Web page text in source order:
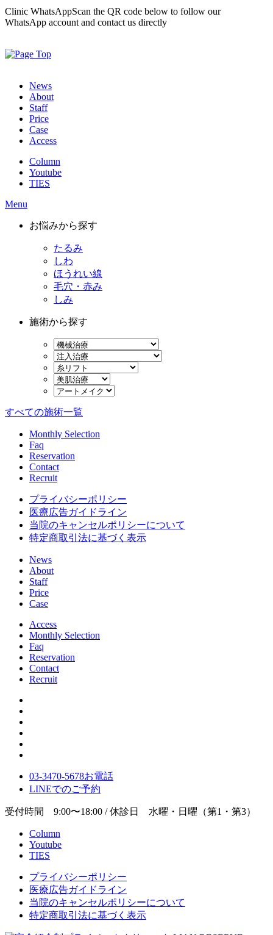
Clinic WhatsAppScan the QR code below to follow our
WhatsApp account and contact us directly
News
About
Staff
Price
Case
Access
Column
Youtube
TIES
Menu
お悩みから探す
たるみ
しわ
ほうれい線
毛穴・赤み
しみ
施術から探す
すべての施術一覧
Monthly Selection
Faq
Reservation
Contact
Recruit
プライバシーポリシー
医療広告ガイドライン
当院のキャンセルポリシーについて
特定商取引法に基づく表示
News
About
Staff
Price
Case
Access
Monthly Selection
Faq
Reservation
Contact
Recruit
03-3470-5678お電話
LINEでのご予約
受付時間 9:00〜18:00 / 休診日 水曜・日曜（第1・第3）
Column
Youtube
TIES
プライバシーポリシー
医療広告ガイドライン
当院のキャンセルポリシーについて
特定商取引法に基づく表示